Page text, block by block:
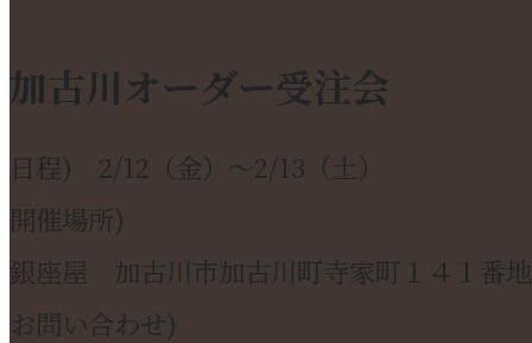
加古川オーダー受注会
日程) 2/12（金）～2/13（土）
開催場所)
銀座屋 加古川市加古川町寺家町１４１番地
お問い合わせ)